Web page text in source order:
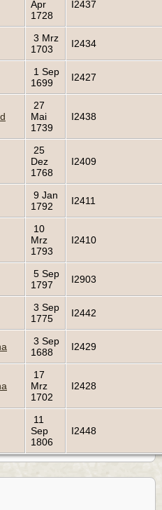
Apr
1728
I2437
3 Mrz
1703
I2434
1 Sep
1699
I2427
27
Mai
1739
I2438
25
Dez
1768
I2409
9 Jan
1792
I2411
10
Mrz
1793
I2410
5 Sep
1797
I2903
3 Sep
1775
I2442
3 Sep
1688
I2429
17
Mrz
1702
I2428
11
Sep
1806
I2448